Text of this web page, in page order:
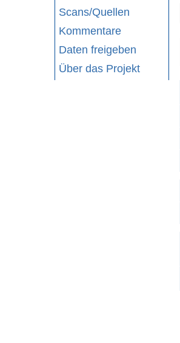
Scans/Quellen
Kommentare
Daten freigeben
Über das Projekt